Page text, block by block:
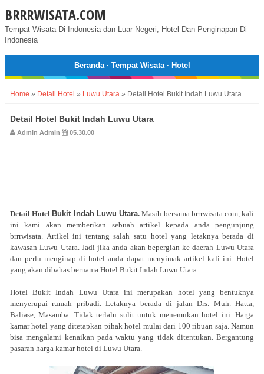
BRRRWISATA.COM
Tempat Wisata Di Indonesia dan Luar Negeri, Hotel Dan Penginapan Di
Indonesia
Beranda· Tempat Wisata· Hotel
Home » Detail Hotel » Luwu Utara » Detail Hotel Bukit Indah Luwu Utara
Detail Hotel Bukit Indah Luwu Utara
Admin Admin 05.30.00
Detail Hotel Bukit Indah Luwu Utara.Masih bersama brrrwisata.com, kali
ini kami akan memberikan sebuah artikel kepada anda pengunjung
brrrwisata. Artikel ini tentang salah satu hotel yang letaknya berada di
kawasan Luwu Utara. Jadi jika anda akan bepergian ke daerah Luwu Utara
dan perlu menginap di hotel anda dapat menyimak artikel kali ini. Hotel
yang akan dibahas bernama Hotel Bukit Indah Luwu Utara.
Hotel Bukit Indah Luwu Utara ini merupakan hotel yang bentuknya
menyerupai rumah pribadi. Letaknya berada di jalan Drs. Muh. Hatta,
Baliase, Masamba. Tidak terlalu sulit untuk menemukan hotel ini. Harga
kamar hotel yang ditetapkan pihak hotel mulai dari 100 ribuan saja. Namun
bisa mengalami kenaikan pada waktu yang tidak ditentukan. Bergantung
pasaran harga kamar hotel di Luwu Utara.